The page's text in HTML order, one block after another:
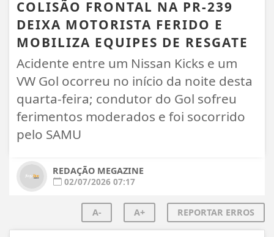
COLISÃO FRONTAL NA PR-239
DEIXA MOTORISTA FERIDO E
MOBILIZA EQUIPES DE RESGATE
Acidente entre um Nissan Kicks e um
VW Gol ocorreu no início da noite desta
quarta-feira; condutor do Gol sofreu
ferimentos moderados e foi socorrido
pelo SAMU
REDAÇÃO MEGAZINE
02/07/2026 07:17
A- A+ REPORTAR ERROS